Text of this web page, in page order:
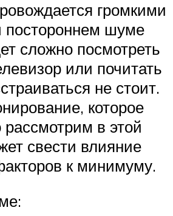
громкими
постороннем шуме
сложно посмотреть
или почитать
не стоит.
которое
в этой
свести влияние
к минимуму.